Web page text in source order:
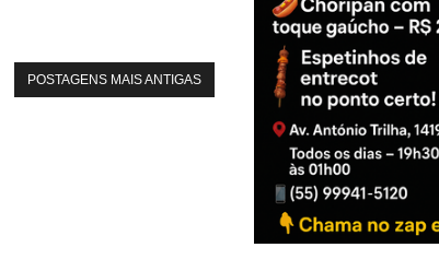
POSTAGENS MAIS ANTIGAS